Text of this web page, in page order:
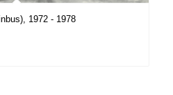
1972 - 1978